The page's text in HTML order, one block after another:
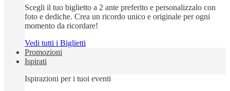
Scegli il tuo biglietto a 2 ante preferito e personalizzalo con
foto e dediche. Crea un ricordo unico e originale per ogni
momento da ricordare!
Vedi tutti i Biglietti
Promozioni
Ispirati
Ispirazioni per i tuoi eventi